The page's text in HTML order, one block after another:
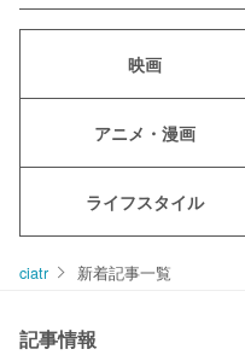
映画
アニメ・漫画
ライフスタイル
ciatr 新着記事一覧
記事情報